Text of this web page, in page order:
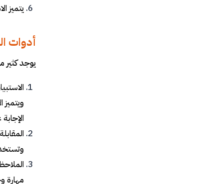
يتميز
أدوات
يوجد كثير
مهارة